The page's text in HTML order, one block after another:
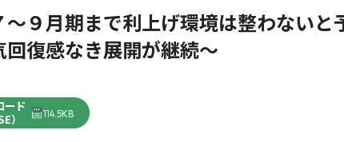
９月期まで利上げ環境は整わないと
復感なき展開が継続～
ード
）
114.5KB